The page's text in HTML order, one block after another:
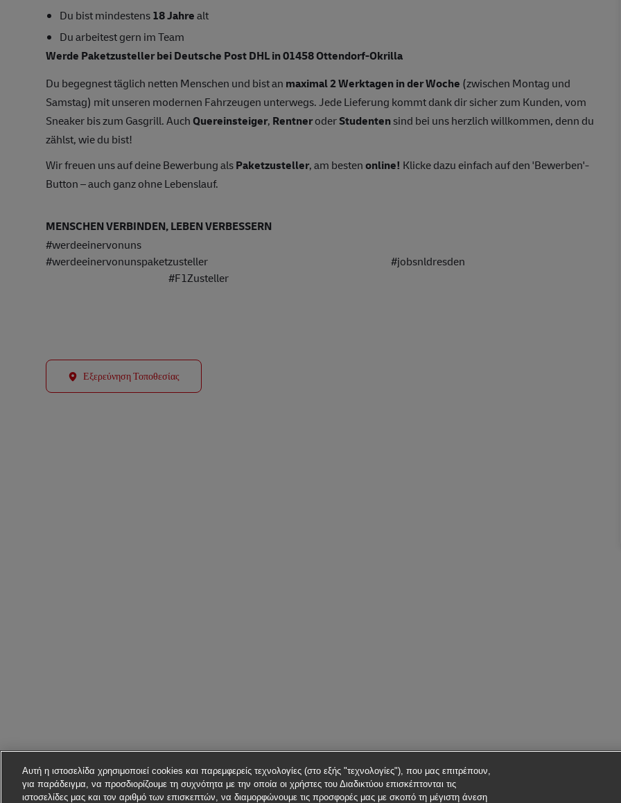
Du bist mindestens18 Jahrealt
Du arbeitest gern im Team
Werde Paketzusteller bei Deutsche Post DHL in 01458 Ottendorf-Okrilla
Du begegnest täglich netten Menschen und bist an maximal 2 Werktagen in der Woche (zwischen Montag und
Samstag) mit unseren modernen Fahrzeugen unterwegs. Jede Lieferung kommt dank dir sicher zum Kunden, vom
Sneaker bis zum Gasgrill. AuchQuereinsteiger, RentneroderStudentensind bei uns herzlich willkommen, denn du
zählst, wie du bist!
Wir freuen uns auf deine Bewerbung alsPaketzusteller, am bestenonline! Klicke dazu einfach auf den 'Bewerben'-
Button – auch ganz ohne Lebenslauf.
MENSCHEN VERBINDEN, LEBEN VERBESSERN
#werdeeinervonuns
#werdeeinervonunspaketzusteller #jobsnldresden
#F1Zusteller
Εξερεύνηση Τοποθεσίας
Αυτή η ιστοσελίδα χρησιμοποιεί cookies και παρεμφερείς τεχνολογίες (στο εξής "τεχνολογίες"), που μας επιτρέπουν,
για παράδειγμα, να προσδιορίζουμε τη συχνότητα με την οποία οι χρήστες του Διαδικτύου επισκέπτονται τις
ιστοσελίδες μας και τον αριθμό των επισκεπτών, να διαμορφώνουμε τις προσφορές μας με σκοπό τη μέγιστη άνεση